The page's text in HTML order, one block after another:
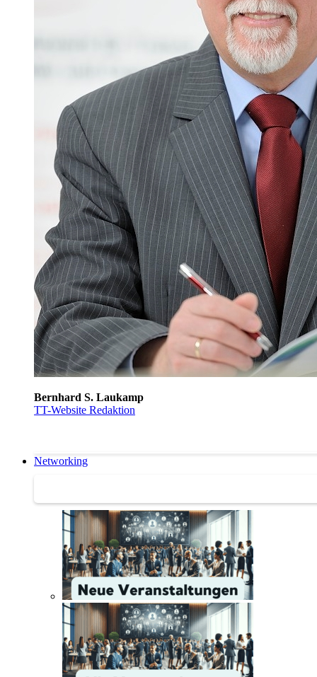
Bernhard S. Laukamp
TT-Website Redaktion
Networking